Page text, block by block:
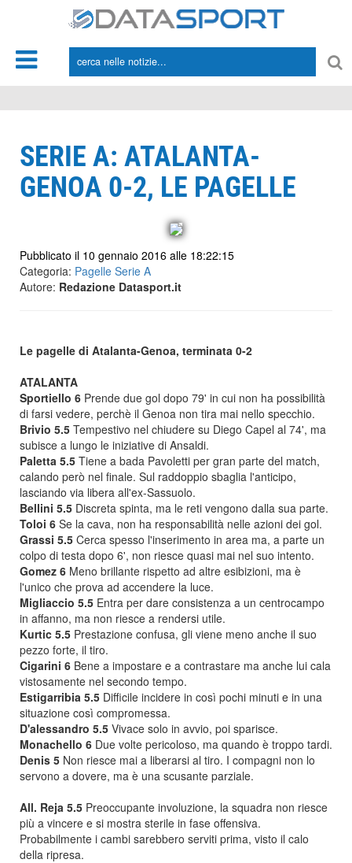
SERIE A: ATALANTA-
GENOA 0-2, LE PAGELLE
Pubblicato il 10 gennaio 2016 alle 18:22:15
Categoria: Pagelle Serie A
Autore: Redazione Datasport.it
Le pagelle di Atalanta-Genoa, terminata 0-2
ATALANTA
Sportiello 6 Prende due gol dopo 79' in cui non ha possibilità
di farsi vedere, perchè il Genoa non tira mai nello specchio.
Brivio 5.5 Tempestivo nel chiudere su Diego Capel al 74', ma
subisce a lungo le iniziative di Ansaldi.
Paletta 5.5 Tiene a bada Pavoletti per gran parte del match,
calando però nel finale. Sul raddoppio sbaglia l'anticipo,
lasciando via libera all'ex-Sassuolo.
Bellini 5.5 Discreta spinta, ma le reti vengono dalla sua parte.
Toloi 6 Se la cava, non ha responsabilità nelle azioni dei gol.
Grassi 5.5 Cerca spesso l'inserimento in area ma, a parte un
colpo di testa dopo 6', non riesce quasi mai nel suo intento.
Gomez 6 Meno brillante rispetto ad altre esibizioni, ma è
l'unico che prova ad accendere la luce.
Migliaccio 5.5 Entra per dare consistenza a un centrocampo
in affanno, ma non riesce a rendersi utile.
Kurtic 5.5 Prestazione confusa, gli viene meno anche il suo
pezzo forte, il tiro.
Cigarini 6 Bene a impostare e a contrastare ma anche lui cala
vistosamente nel secondo tempo.
Estigarribia 5.5 Difficile incidere in così pochi minuti e in una
situazione così compromessa.
D'alessandro 5.5 Vivace solo in avvio, poi sparisce.
Monachello 6 Due volte pericoloso, ma quando è troppo tardi.
Denis 5 Non riesce mai a liberarsi al tiro. I compagni non lo
servono a dovere, ma è una scusante parziale.
All. Reja 5.5 Preoccupante involuzione, la squadra non riesce
più a vincere e si mostra sterile in fase offensiva.
Probabilmente i cambi sarebbero serviti prima, visto il calo
della ripresa.